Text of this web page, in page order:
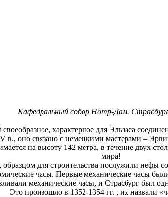
Кафедральный собор Нотр-Дам.
характерное для Эльзаса
в., оно связано с немецкими мастерами –
на высоту 142 метра, в течение двух
мира!
для строительства послужили нефы
часы. Первые механические часы
механические часы, и Страсбург был
Это произошло в 1352-1354 гг. , их назвали